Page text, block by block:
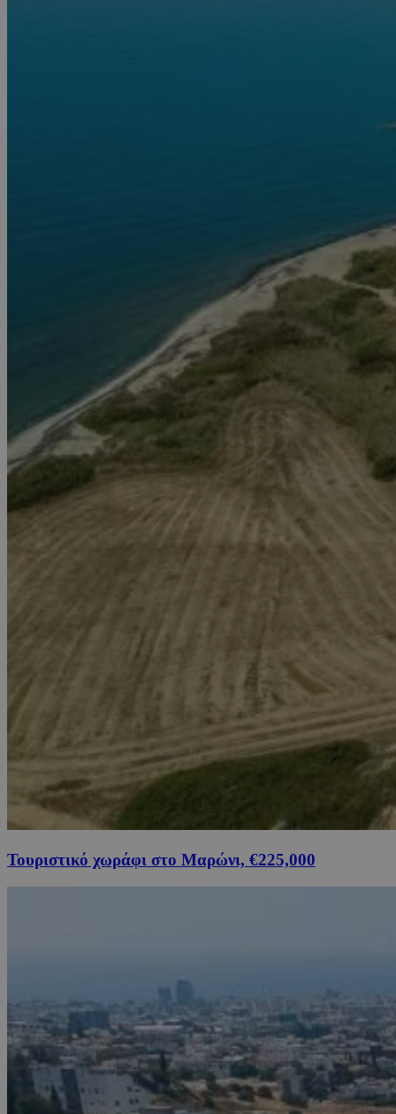
Τουριστικό χωράφι στο Μαρώνι, €225,000